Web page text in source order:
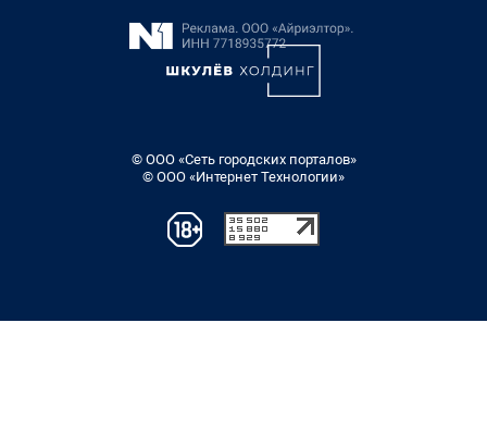
© ООО «Сеть городских порталов»
© ООО «Интернет Технологии»